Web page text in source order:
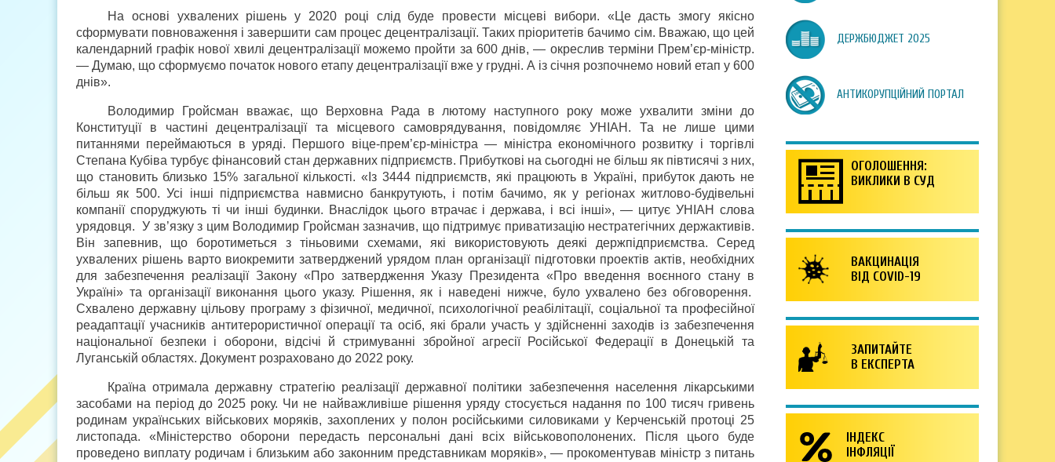
На основі ухвалених рішень у 2020 році слід буде провести місцеві вибори. «Це дасть змогу якісно
сформувати повноваження і завершити сам процес децентралізації. Таких пріоритетів бачимо сім. Вважаю, що цей
календарний графік нової хвилі децентралізації можемо пройти за 600 днів, — окреслив терміни Прем’єр-міністр.
— Думаю, що сформуємо початок нового етапу децентралізації вже у грудні. А із січня розпочнемо новий етап у 600
днів».
Володимир Гройсман вважає, що Верховна Рада в лютому наступного року може ухвалити зміни до
Конституції в частині децентралізації та місцевого самоврядування, повідомляє УНІАН. Та не лише цими
питаннями переймаються в уряді. Першого віце-прем’єр-міністра — міністра економічного розвитку і торгівлі
Степана Кубіва турбує фінансовий стан державних підприємств. Прибуткові на сьогодні не більш як півтисячі з них,
що становить близько 15% загальної кількості. «Із 3444 підприємств, які працюють в Україні, прибуток дають не
більш як 500. Усі інші підприємства навмисно банкрутують, і потім бачимо, як у регіонах житлово-будівельні
компанії споруджують ті чи інші будинки. Внаслідок цього втрачає і держава, і всі інші», — цитує УНІАН слова
урядовця. У зв’язку з цим Володимир Гройсман зазначив, що підтримує приватизацію нестратегічних держактивів.
Він запевнив, що боротиметься з тіньовими схемами, які використовують деякі держпідприємства. Серед
ухвалених рішень варто виокремити затверджений урядом план організації підготовки проектів актів, необхідних
для забезпечення реалізації Закону «Про затвердження Указу Президента «Про введення воєнного стану в
Україні» та організації виконання цього указу. Рішення, як і наведені нижче, було ухвалено без обговорення.
Схвалено державну цільову програму з фізичної, медичної, психологічної реабілітації, соціальної та професійної
реадаптації учасників антитерористичної операції та осіб, які брали участь у здійсненні заходів із забезпечення
національної безпеки і оборони, відсічі й стримуванні збройної агресії Російської Федерації в Донецькій та
Луганській областях. Документ розраховано до 2022 року.
Країна отримала держав­ну стратегію реалізації державної політики забезпечення населення лікарськими
засобами на період до 2025 року. Чи не найважливіше рішення уряду стосується надання по 100 тисяч гривень
родинам українських військових моряків, захоплених у полон російськими силовиками у Керченській протоці 25
листопада. «Міністерство оборони передасть персональні дані всіх військовополонених. Після цього буде
проведено виплату родичам і близьким або законним представникам моряків», — прокоментував міністр з питань
ДЕРЖБЮДЖЕТ 2025
АНТИКОРУПЦІЙНИЙ ПОРТАЛ
ОГОЛОШЕННЯ:
ВИКЛИКИ В СУД
ВАКЦИНАЦІЯ
ВІД COVID-19
ЗАПИТАЙТЕ
В ЕКСПЕРТА
ІНДЕКС
ІНФЛЯЦІЇ